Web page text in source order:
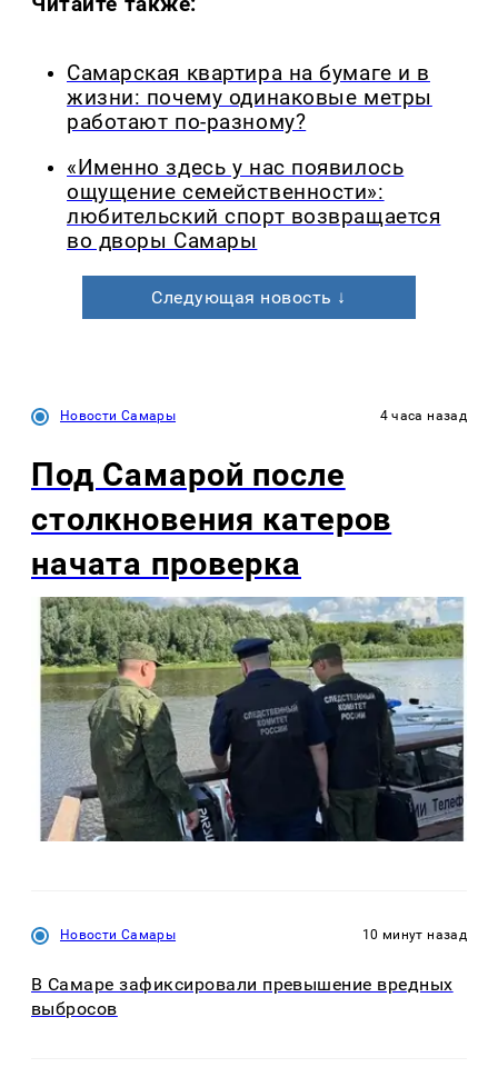
Самарская квартира на бумаге и в
жизни: почему одинаковые метры
работают по-разному?
«Именно здесь у нас появилось
ощущение семейственности»:
любительский спорт возвращается
во дворы Самары
Следующая новость ↓
Новости Самары 4 часа назад
Под Самарой после
столкновения катеров
начата проверка
Новости Самары 10 минут назад
В Самаре зафиксировали превышение вредных
выбросов